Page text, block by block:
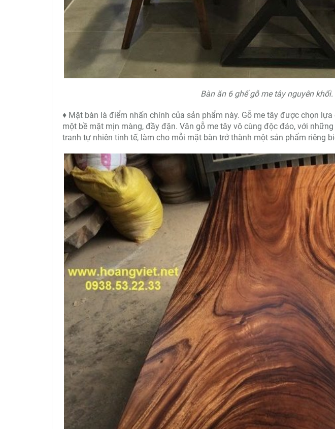
Bàn ăn 6 ghế gỗ me tây nguyên khối.
♦ Mặt bàn là điểm nhấn chính của sản phẩm này. Gỗ me tây được chọn
một bề mặt mịn màng, đầy đặn. Vân gỗ me tây vô cùng độc đáo, với
tranh tự nhiên tinh tế, làm cho mỗi mặt bàn trở thành một sản phẩm riêng